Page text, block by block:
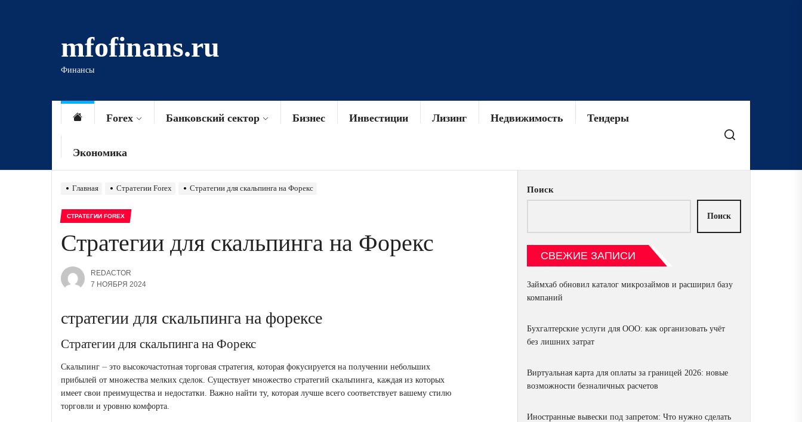
mfofinans.ru
Финансы
Forex Банковский сектор Бизнес Инвестиции Лизинг Недвижимость Тендеры
Экономика
Главная Стратегии Forex Стратегии для скальпинга на Форекс
СТРАТЕГИИ FOREX
Стратегии для скальпинга на Форекс
REDACTOR
7 НОЯБРЯ 2024
стратегии для скальпинга на форексе
Стратегии для скальпинга на Форекс
Скальпинг ⏤ это высокочастотная торговая стратегия, которая фокусируется на получении небольших
прибылей от множества мелких сделок. Существует множество стратегий скальпинга, каждая из которых
имеет свои преимущества и недостатки. Важно найти ту, которая лучше всего соответствует вашему стилю
торговли и уровню комфорта.
Поиск
Поиск
СВЕЖИЕ ЗАПИСИ
Займхаб обновил каталог микрозаймов и расширил базу
компаний
Бухгалтерские услуги для ООО: как организовать учёт
без лишних затрат
Виртуальная карта для оплаты за границей 2026: новые
возможности безналичных расчетов
Иностранные вывески под запретом: Что нужно сделать